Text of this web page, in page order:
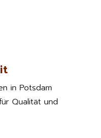
in Potsdam
Qualität und